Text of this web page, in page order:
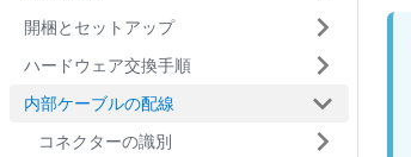
開梱とセットアップ
ハードウェア交換手順
内部ケーブルの配線
コネクターの識別